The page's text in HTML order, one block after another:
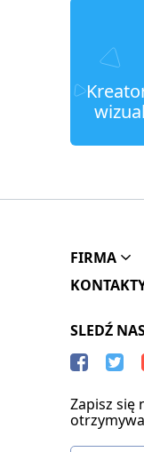
FIRMA
SLEDŹ
Zapisz się